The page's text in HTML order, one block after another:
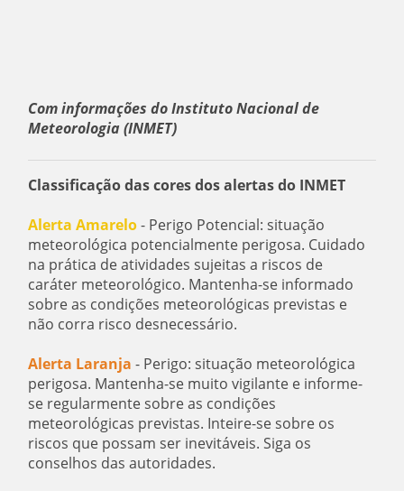
Com informações do Instituto Nacional de
Meteorologia (INMET)
Classificação das cores dos alertas do INMET
Alerta Amarelo- Perigo Potencial: situação
meteorológica potencialmente perigosa. Cuidado
na prática de atividades sujeitas a riscos de
caráter meteorológico. Mantenha-se informado
sobre as condições meteorológicas previstas e
não corra risco desnecessário.
Alerta Laranja - Perigo: situação meteorológica
perigosa. Mantenha-se muito vigilante e informe-
se regularmente sobre as condições
meteorológicas previstas. Inteire-se sobre os
riscos que possam ser inevitáveis. Siga os
conselhos das autoridades.